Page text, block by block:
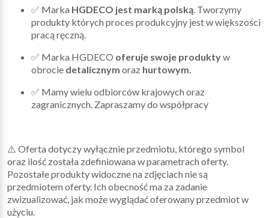
✅ Marka HGDECO jest marką polską. Tworzymy
produkty których proces produkcyjny jest w większości
pracą ręczną.
✅ Marka HGDECO oferuje swoje produktyw
obrocie detalicznym oraz hurtowym.
✅ Mamy wielu odbiorców krajowych oraz
zagranicznych. Zapraszamy do współpracy
⚠️ Oferta dotyczy wyłącznie przedmiotu, którego symbol
oraz ilość została zdefiniowana w parametrach oferty.
Pozostałe produkty widoczne na zdjęciach nie są
przedmiotem oferty. Ich obecność ma za zadanie
zwizualizować, jak może wyglądać oferowany przedmiot w
użyciu.